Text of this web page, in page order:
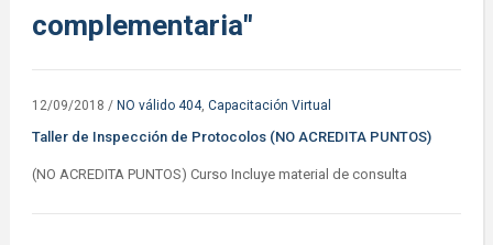
complementaria"
12/09/2018 / NO válido 404, Capacitación Virtual
Taller de Inspección de Protocolos (NO ACREDITA PUNTOS)
(NO ACREDITA PUNTOS) Curso Incluye material de consulta